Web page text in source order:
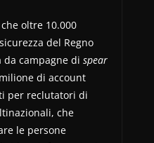
oltre 10.000
del Regno
campagne di spear
di account
per reclutatori di
che
le persone